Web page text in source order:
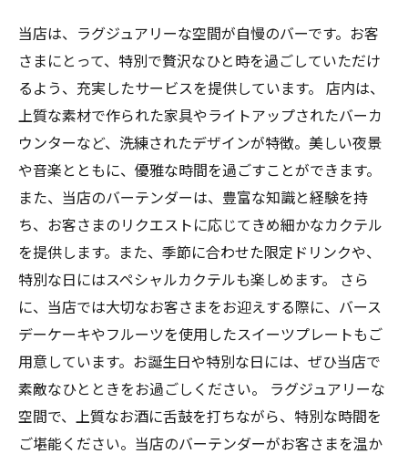
当店は、ラグジュアリーな空間が自慢のバーです。お客
さまにとって、特別で贅沢なひと時を過ごしていただけ
るよう、充実したサービスを提供しています。 店内は、
上質な素材で作られた家具やライトアップされたバーカ
ウンターなど、洗練されたデザインが特徴。美しい夜景
や音楽とともに、優雅な時間を過ごすことができます。
また、当店のバーテンダーは、豊富な知識と経験を持
ち、お客さまのリクエストに応じてきめ細かなカクテル
を提供します。また、季節に合わせた限定ドリンクや、
特別な日にはスペシャルカクテルも楽しめます。 さら
に、当店では大切なお客さまをお迎えする際に、バース
デーケーキやフルーツを使用したスイーツプレートもご
用意しています。お誕生日や特別な日には、ぜひ当店で
素敵なひとときをお過ごしください。 ラグジュアリーな
空間で、上質なお酒に舌鼓を打ちながら、特別な時間を
ご堪能ください。当店のバーテンダーがお客さまを温か